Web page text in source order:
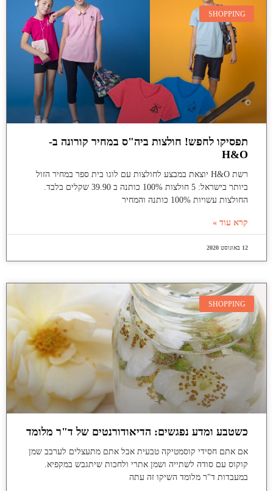
SHOPPING
תפסיקו לחפש! חולצות ביה"ס במחיר קורונה ב-
H&O
רשת H&O יוצאת במבצע לחולצות עם לוגו בית ספר במחיר הזול
ביותר בישראל: 5 חולצות 100% כותנה ב 39.90 שקלים בלבד.
החולצות עשויות 100% כותנה והמחיר
קרא עוד »
12 באוגוסט 2020
SHOPPING
כשטבע ומדע נפגשים: הדיאודורנטים של ד"ר מלומד
אם אתם חסידי קוסמטיקה טבעית אבל אתם מתעצלים לערבב שמן
קוקוס עם סודה לשתייה ושמן אתרי ולחכות שיתגבש במקפיא.
במעבדות ד"ר מלומד השיקו זה עתה